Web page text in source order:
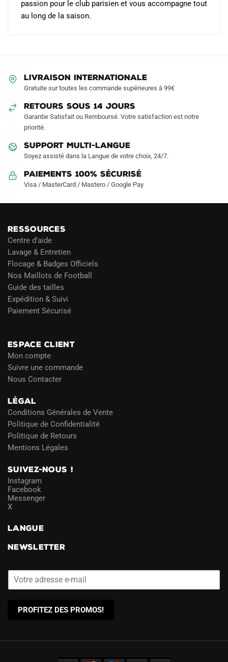
passion pour le club parisien et vous accompagne tout
au long de la saison.
LIVRAISON INTERNATIONALE
Gratuite sur toutes les commande supérieures à 99€
RETOURS SOUS 14 JOURS
Garantie Satisfait ou Remboursé. Votre satisfaction est notre
priorité.
SUPPORT MULTI-LANGUE
Soyez assisté dans la Langue de votre choix, 24/7.
Paiements 100% Sécurisé
Visa / MasterCard / Mastero / Google Pay
RESSOURCES
Centre d’aide
Lavage & Entretien
Flocage & Badges Officiels
Nos Maillots de Football
Guide des tailles
Expédition & Suivi
Paiement Sécurisé
ESPACE CLIENT
Mon compte
Suivre une commande
Nous Contacter
LÉGAL
Conditions Générales de Vente
Politique de Confidentialité
Politique de Retours
Mentions Légales
SUIVEZ-NOUS !
Instagram
Facebook
Messenger
X
LANGUE
NEWSLETTER
PROFITEZ DES PROMOS!